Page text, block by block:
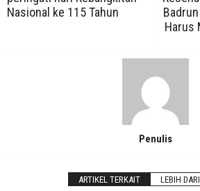
Nasional ke 115 Tahun
Harus
Penulis
ARTIKEL TERKAIT LEBIH